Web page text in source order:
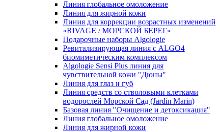
Линия глобальное омоложение
Линия для жирной кожи
Линия для коррекции возрастных изменений
«RIVAGE / МОРСКОЙ БЕРЕГ»
Подарочные наборы Algologie
Ревитализирующая линия с ALGO4
биомиметическим комплексом
Algologie Sensi Plus линия для
чувcтвительной кожи "Дюны"
Линия для глаз и губ
Линия средств со стволовыми клетками
водорослей Морской Сад (Jardin Marin)
Базовая линия "Очищение и детоксикация"
Линия глобальное омоложение
Линия для жирной кожи